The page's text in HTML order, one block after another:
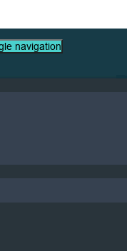
navigation
—